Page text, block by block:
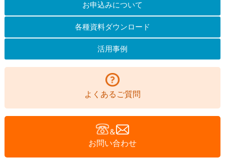
お申込みについて
各種資料ダウンロード
活用事例
よくあるご質問
お問い合わせ